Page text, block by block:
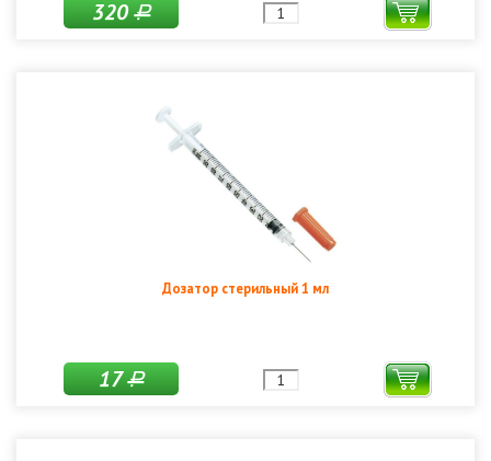
320Р
Дозатор стерильный 1 мл
17Р